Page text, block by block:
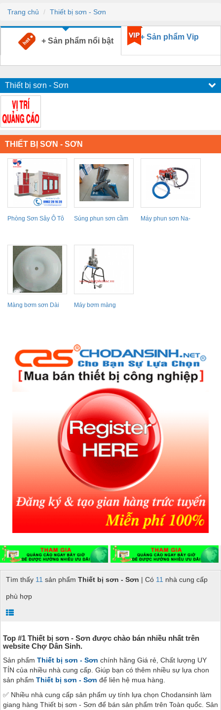
Trang chủ Thiết bị sơn - Sơn
+ Sản phẩm nổi bật + Sản phẩm Vip
Thiết bị sơn - Sơn
THIẾT BỊ SƠN - SƠN
Phòng Sơn Sây Ô Tô
Súng phun sơn cầm
Máy phun sơn Na-
Màng bơm sơn Dài
Máy bơm màng
Tìm thấy 11 sản phẩm Thiết bị sơn - Sơn | Có 11 nhà cung cấp
phù hợp
Top #1 Thiết bị sơn - Sơn được chào bán nhiều nhất trên
website Chợ Dân Sinh.
Sản phẩm Thiết bị sơn - Sơn chính hãng Giá rẻ, Chất lượng UY
TÍN của nhiều nhà cung cấp. Giúp bạn có thêm nhiều sự lựa chon
sản phẩm Thiết bị sơn - Sơn để liên hệ mua hàng.
✅ Nhiều nhà cung cấp sản phẩm uy tính lựa chọn Chodansinh làm
giang hàng Thiết bị sơn - Sơn để bán sản phẩm trên Toàn quốc. Sản